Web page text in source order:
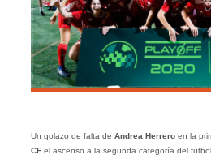
Un golazo de falta de Andrea Herreroen la
CFel ascenso a la segunda categoría del